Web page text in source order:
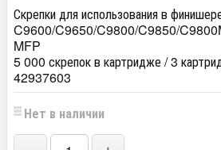
Скрепки для использования в
C9600/C9650/C9800/C9850/
MFP
5 000 скрепок в картридже / 3
42937603
Нет в наличии